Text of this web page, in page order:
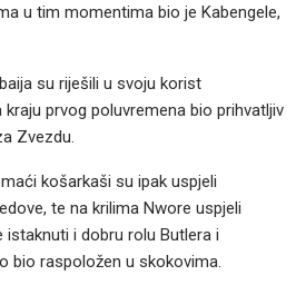
u tim momentima bio je Kabengele,
su riješili u svoju korist
prvog poluvremena bio prihvatljiv
Zvezdu.
košarkaši su ipak uspjeli
te na krilima Nwore uspjeli
istaknuti i dobru rolu Butlera i
bio raspoložen u skokovima.